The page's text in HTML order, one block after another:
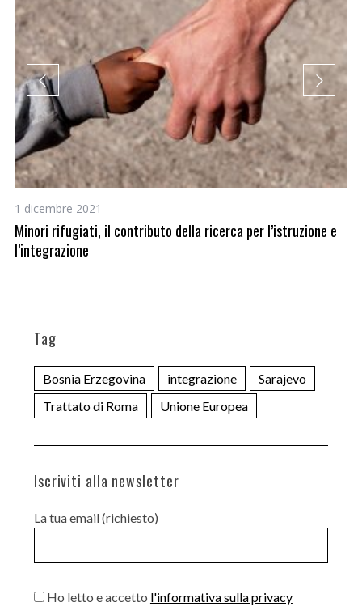
1 dicembre 2021
Minori rifugiati, il contributo della ricerca per l’istruzione e
l’integrazione
Tag
Bosnia Erzegovina integrazione
Sarajevo
Trattato di Roma
Unione Europea
Iscriviti alla newsletter
La tua email (richiesto)
Ho letto e accetto l'informativa sulla privacy